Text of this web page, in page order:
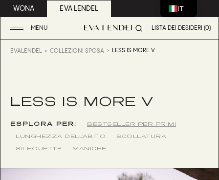
WONA EVA LENDEL
MENU LISTA DEI DESIDERI (0)
EVALENDEL COLLEZIONI SPOSA LESS IS MORE V
LESS IS MORE V
ESPLORA PER:
BESTSELLER PER PRIMI
LUNGHEZZA DELL'ABITO
SCOLLATURA
SILHOUETTE
MANICHE
IT